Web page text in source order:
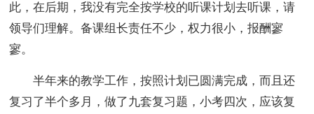
此，在后期，我没有完全按学校的听课计划去听课，请
领导们理解。备课组长责任不少，权力很小，报酬寥
寥。
半年来的教学工作，按照计划已圆满完成，而且还
复习了半个多月，做了九套复习题，小考四次，应该复